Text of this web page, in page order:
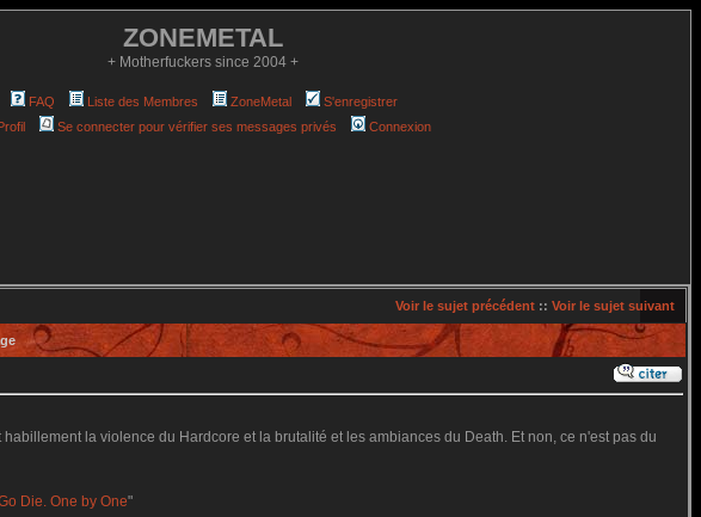
ZONEMETAL
+ Motherfuckers since 2004 +
FAQ Liste des Membres ZoneMetal
S'enregistrer
Se connecter pour vérifier ses messages privés Connexion
Voir le sujet précédent :: Voir le sujet suivant
la violence du Hardcore et la brutalité et les ambiances du Death. Et non, ce n'est pas du
Die. One by One"